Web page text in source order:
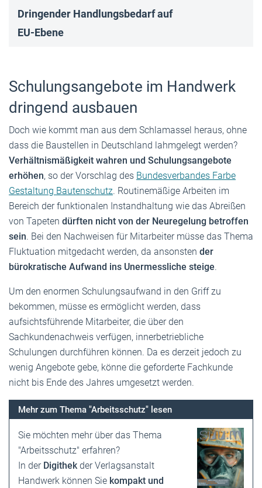
Dringender Handlungsbedarf auf
EU-Ebene
Schulungsangebote im Handwerk
dringend ausbauen
Doch wie kommt man aus dem Schlamassel heraus, ohne
dass die Baustellen in Deutschland lahmgelegt werden?
Verhältnismäßigkeit wahren und Schulungsangebote
erhöhen, so der Vorschlag des Bundesverbandes Farbe
Gestaltung Bautenschutz. Routinemäßige Arbeiten im
Bereich der funktionalen Instandhaltung wie das Abreißen
von Tapeten dürften nicht von der Neuregelung betroffen
sein. Bei den Nachweisen für Mitarbeiter müsse das Thema
Fluktuation mitgedacht werden, da ansonsten der
bürokratische Aufwand ins Unermessliche steige.
Um den enormen Schulungsaufwand in den Griff zu
bekommen, müsse es ermöglicht werden, dass
aufsichtsführende Mitarbeiter, die über den
Sachkundenachweis verfügen, innerbetriebliche
Schulungen durchführen können. Da es derzeit jedoch zu
wenig Angebote gebe, könne die geforderte Fachkunde
nicht bis Ende des Jahres umgesetzt werden.
Mehr zum Thema "Arbeitsschutz" lesen
Sie möchten mehr über das Thema
"Arbeitsschutz" erfahren?
In der Digithek der Verlagsanstalt
Handwerk können Sie kompakt und